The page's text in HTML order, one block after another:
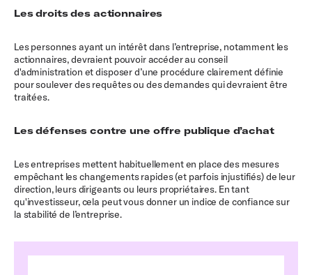
Les droits des actionnaires
Les personnes ayant un intérêt dans l’entreprise, notamment les
actionnaires, devraient pouvoir accéder au conseil
d'administration et disposer d’une procédure clairement définie
pour soulever des requêtes ou des demandes qui devraient être
traitées.
Les défenses contre une offre publique d’achat
Les entreprises mettent habituellement en place des mesures
empêchant les changements rapides (et parfois injustifiés) de leur
direction, leurs dirigeants ou leurs propriétaires. En tant
qu'investisseur, cela peut vous donner un indice de confiance sur
la stabilité de l’entreprise.